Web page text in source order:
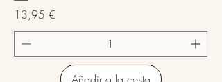
Precio
13,95 €